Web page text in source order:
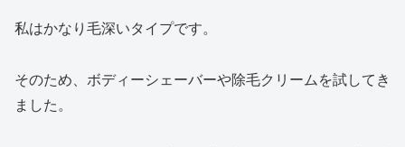
私はかなり毛深いタイプです。
そのため、ボディーシェーバーや除毛クリームを試してき
ました。